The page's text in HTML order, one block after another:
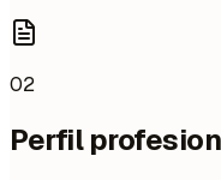
02
Perfil